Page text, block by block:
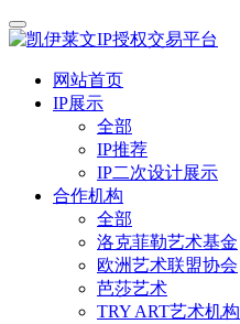
网站首页
IP展示
全部
IP推荐
IP二次设计展示
合作机构
全部
洛克菲勒艺术基金
欧洲艺术联盟协会
芭莎艺术
TRY ART艺术机构